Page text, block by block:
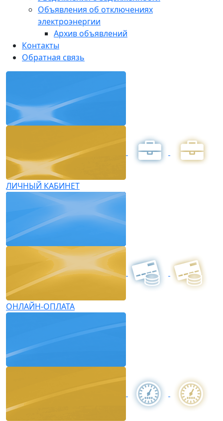
Объявления об отключениях
электроэнергии
Архив объявлений
Контакты
Обратная связь
ЛИЧНЫЙ КАБИНЕТ
ОНЛАЙН-ОПЛАТА